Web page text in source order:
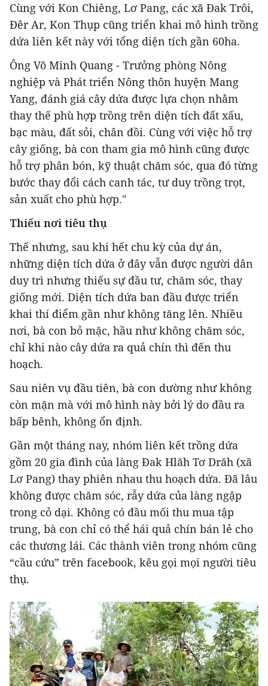
Cùng với Kon Chiêng, Lơ Pang, các xã Đak Trôi,
Đêr Ar, Kon Thụp cũng triển khai mô hình trồng
dứa liên kết này với tổng diện tích gần 60ha.
Ông Võ Minh Quang - Trưởng phòng Nông
nghiệp và Phát triển Nông thôn huyện Mang
Yang, đánh giá cây dứa được lựa chọn nhằm
thay thế phù hợp trồng trên diện tích đất xấu,
bạc màu, đất sỏi, chân đồi. Cùng với việc hỗ trợ
cây giống, bà con tham gia mô hình cũng được
hỗ trợ phân bón, kỹ thuật chăm sóc, qua đó từng
bước thay đổi cách canh tác, tư duy trồng trọt,
sản xuất cho phù hợp."
Thiếu nơi tiêu thụ
Thế nhưng, sau khi hết chu kỳ của dự án,
những diện tích dứa ở đây vẫn được người dân
duy trì nhưng thiếu sự đầu tư, chăm sóc, thay
giống mới. Diện tích dứa ban đầu được triển
khai thí điểm gần như không tăng lên. Nhiều
nơi, bà con bỏ mặc, hầu như không chăm sóc,
chỉ khi nào cây dứa ra quả chín thì đến thu
hoạch.
Sau niên vụ đầu tiên, bà con dường như không
còn mặn mà với mô hình này bởi lý do đầu ra
bấp bênh, không ổn định.
Gần một tháng nay, nhóm liên kết trồng dứa
gồm 20 gia đình của làng Đak Hlăh Tơ Drăh (xã
Lơ Pang) thay phiên nhau thu hoạch dứa. Đã lâu
không được chăm sóc, rẫy dứa của làng ngập
trong cỏ dại. Không có đầu mối thu mua tập
trung, bà con chỉ có thể hái quả chín bán lẻ cho
các thương lái. Các thành viên trong nhóm cũng
“cầu cứu” trên facebook, kêu gọi mọi người tiêu
thụ.